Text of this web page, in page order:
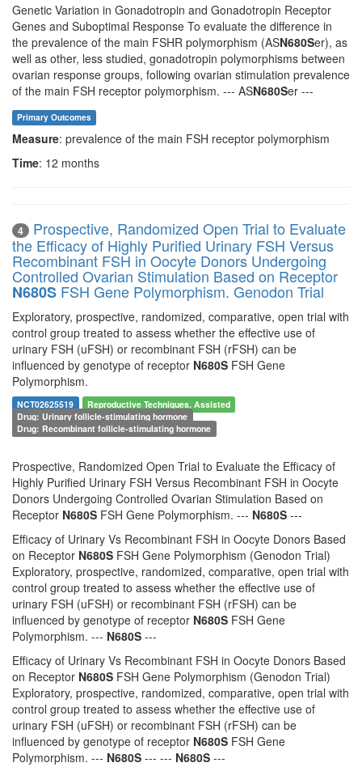
Genetic Variation in Gonadotropin and Gonadotropin Receptor
Genes and Suboptimal Response To evaluate the difference in
the prevalence of the main FSHR polymorphism (ASN680Ser), as
well as other, less studied, gonadotropin polymorphisms between
ovarian response groups, following ovarian stimulation prevalence
of the main FSH receptor polymorphism. --- ASN680Ser ---
Primary Outcomes
Measure: prevalence of the main FSH receptor polymorphism
Time: 12 months
4
Prospective, Randomized Open Trial to Evaluate
the Efficacy of Highly Purified Urinary FSH Versus
Recombinant FSH in Oocyte Donors Undergoing
Controlled Ovarian Stimulation Based on Receptor
N680S FSH Gene Polymorphism. Genodon Trial
Exploratory, prospective, randomized, comparative, open trial with
control group treated to assess whether the effective use of
urinary FSH (uFSH) or recombinant FSH (rFSH) can be
influenced by genotype of receptor N680S FSH Gene
Polymorphism.
NCT02625519
Reproductive Techniques, Assisted
Drug: Urinary follicle-stimulating hormone
Drug: Recombinant follicle-stimulating hormone
Prospective, Randomized Open Trial to Evaluate the Efficacy of
Highly Purified Urinary FSH Versus Recombinant FSH in Oocyte
Donors Undergoing Controlled Ovarian Stimulation Based on
Receptor N680S FSH Gene Polymorphism. --- N680S ---
Efficacy of Urinary Vs Recombinant FSH in Oocyte Donors Based
on Receptor N680S FSH Gene Polymorphism (Genodon Trial)
Exploratory, prospective, randomized, comparative, open trial with
control group treated to assess whether the effective use of
urinary FSH (uFSH) or recombinant FSH (rFSH) can be
influenced by genotype of receptor N680S FSH Gene
Polymorphism. --- N680S ---
Efficacy of Urinary Vs Recombinant FSH in Oocyte Donors Based
on Receptor N680S FSH Gene Polymorphism (Genodon Trial)
Exploratory, prospective, randomized, comparative, open trial with
control group treated to assess whether the effective use of
urinary FSH (uFSH) or recombinant FSH (rFSH) can be
influenced by genotype of receptor N680S FSH Gene
Polymorphism. --- N680S --- --- N680S ---